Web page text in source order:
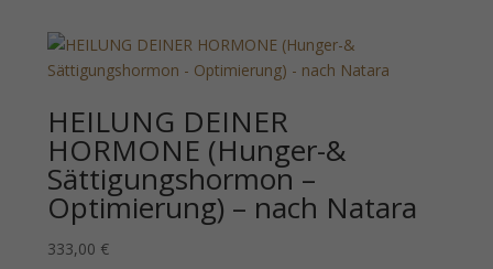
HEILUNG DEINER
HORMONE (Hunger-&
Sättigungshormon –
Optimierung) – nach Natara
333,00 €